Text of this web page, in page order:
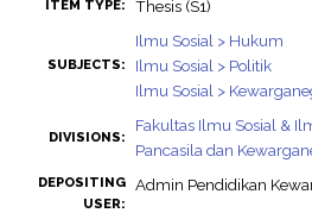
ITEM TYPE: Thesis (S1)
SUBJECTS:
Ilmu Sosial > Hukum
Ilmu Sosial > Politik
Ilmu Sosial >
DIVISIONS:
Fakultas Ilmu Sosial &
Pancasila dan
DEPOSITING
USER:
Admin Pendidikan